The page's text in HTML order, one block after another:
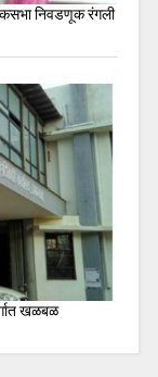
निवडणूक रंगली
खळबळ